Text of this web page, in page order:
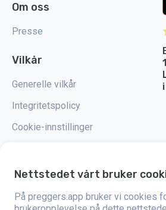
Om oss
Presse
Vilkår
Generelle vilkår
Integritetspolicy
Cookie-innstillinger
Preggers er en app utviklet av det svenske
Målet med appen er å gjøre foreldreskapet
Nettstedet vårt bruker
På preggers.app bruker vi cookies